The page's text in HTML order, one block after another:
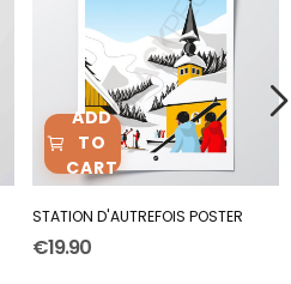
ADD
TO
CART
STATION D'AUTREFOIS POSTER
€19.90